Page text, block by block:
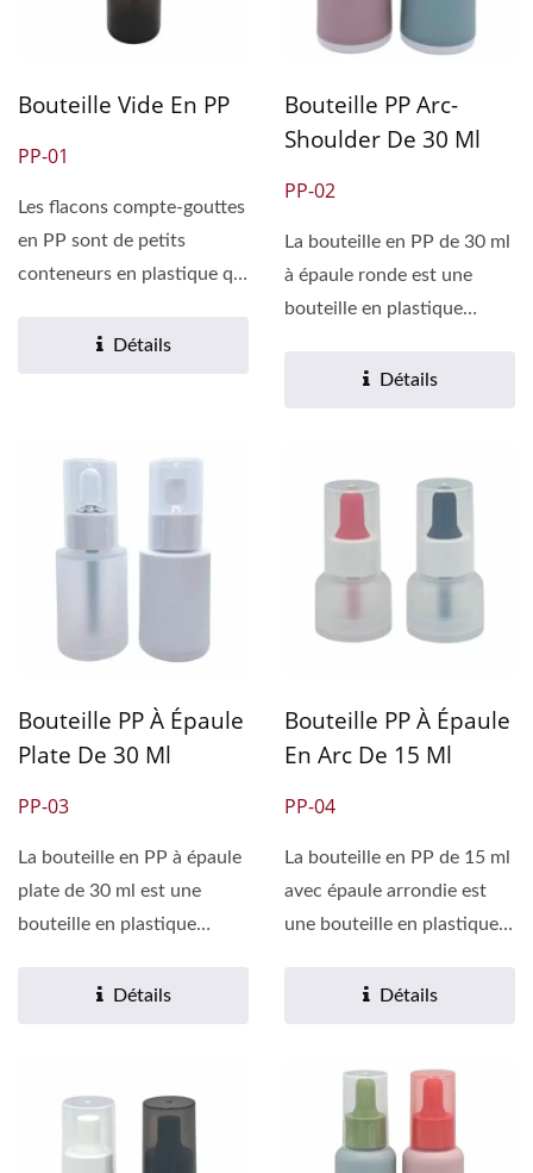
Bouteille Vide En PP
PP-01
Les flacons compte-gouttes
en PP sont de petits
conteneurs en plastique qui
Détails
Bouteille PP Arc-
Shoulder De 30 Ml
PP-02
La bouteille en PP de 30 ml
à épaule ronde est une
bouteille en plastique
Détails
Bouteille PP À Épaule
Plate De 30 Ml
PP-03
La bouteille en PP à épaule
plate de 30 ml est une
bouteille en plastique
Détails
Bouteille PP À Épaule
En Arc De 15 Ml
PP-04
La bouteille en PP de 15 ml
avec épaule arrondie est
une bouteille en plastique
Détails